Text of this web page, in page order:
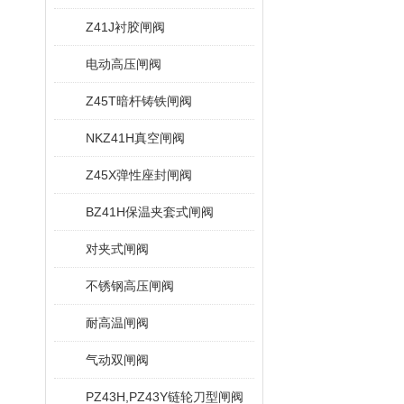
Z41J衬胶闸阀
电动高压闸阀
Z45T暗杆铸铁闸阀
NKZ41H真空闸阀
Z45X弹性座封闸阀
BZ41H保温夹套式闸阀
对夹式闸阀
不锈钢高压闸阀
耐高温闸阀
气动双闸阀
PZ43H,PZ43Y链轮刀型闸阀